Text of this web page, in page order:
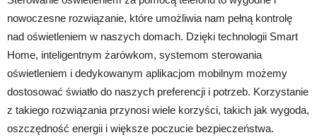
nowoczesne rozwiązanie, które umożliwia nam pełną kontrolę
nad oświetleniem w naszych domach. Dzięki technologii Smart
Home, inteligentnym żarówkom, systemom sterowania
oświetleniem i dedykowanym aplikacjom mobilnym możemy
dostosować światło do naszych preferencji i potrzeb. Korzystanie
z takiego rozwiązania przynosi wiele korzyści, takich jak wygoda,
oszczędność energii i większe poczucie bezpieczeństwa.